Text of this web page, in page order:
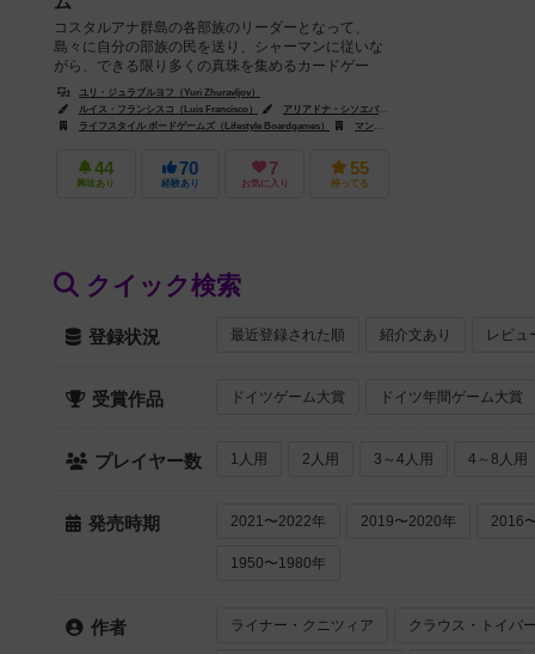
コスタルアナ群島の各部族のリーダーとなって、
島々に自分の部族の民を送り、シャーマンに従いな
がら、できる限り多くの真珠を集めるカードゲー
ム。５ラウンド目が終了したら、ゲーム終了...
ユリ・ジュラブルヨフ（Yuri Zhuravljov）
ルイス・フランシスコ（Luis Francisco）
アリアドナ・シソエバ（Ariadna Sysoeva）
ライフスタイル ボードゲームズ（Lifestyle Boardgames）
マンダラ・ジョゴス（Mandala Jogos）
44
興味あり
70
経験あり
7
お気に入り
55
持ってる
クイック検索
登録状況 最近登録された順 紹介文あり レビュ
受賞作品 ドイツゲーム大賞 ドイツ年間ゲーム大賞
プレイヤー数 1人用 2人用 3～4人用 4～8人用
発売時期 2021〜2022年 2019〜2020年 2016
1950〜1980年
作者 ライナー・クニツィア クラウス・トイバー